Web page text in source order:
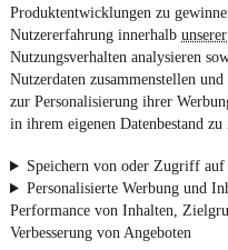
Produktentwicklungen zu
Nutzererfahrung innerhalb
Nutzungsverhalten analysieren
Nutzerdaten zusammenstellen
zur Personalisierung ihrer
in ihrem eigenen Datenbestand
Speichern von oder Zugriff
Personalisierte Werbung und
Performance von Inhalten,
Verbesserung von Angeboten
Impressum
AGB
Vertrag widerrufen
Datenschutz
Datenschutzeinstellungen
Erklärung zur Barrierefreiheit